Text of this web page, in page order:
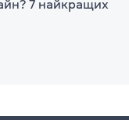
7 найкращих